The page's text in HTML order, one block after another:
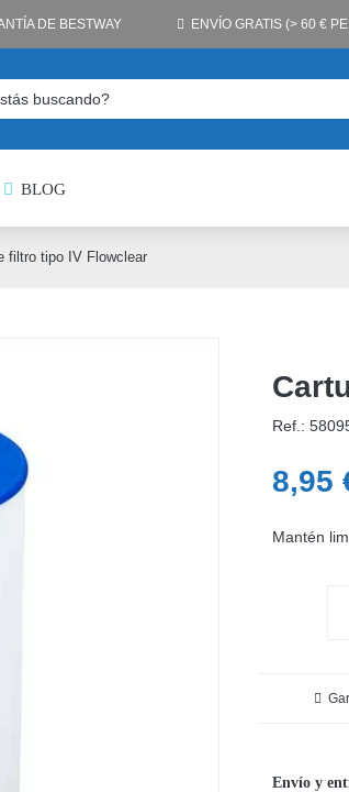
BLOG
DE BESTWAY ENVÍO GRATIS (> 60 €
filtro tipo IV Flowclear
Ref.:
8,95
Mantén
Envío y